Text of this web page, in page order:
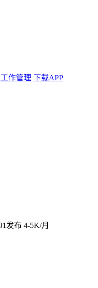
作管理 下载APP
发布 4-5K/月